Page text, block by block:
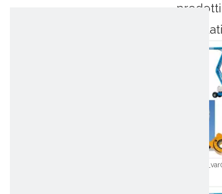
prodotti
correlati